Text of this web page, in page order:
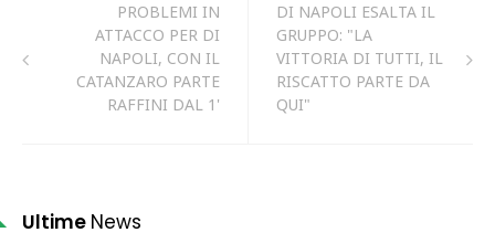
PROBLEMI IN
ATTACCO PER DI
NAPOLI, CON IL
CATANZARO PARTE
RAFFINI DAL 1'
DI NAPOLI ESALTA IL
GRUPPO: "LA
VITTORIA DI TUTTI, IL
RISCATTO PARTE DA
QUI"
Ultime News